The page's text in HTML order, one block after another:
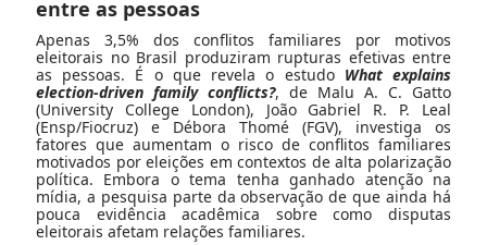
entre as pessoas
Apenas 3,5% dos conflitos familiares por motivos
eleitorais no Brasil produziram rupturas efetivas entre
as pessoas. É o que revela o estudo What explains
election-driven family conflicts?, de Malu A. C. Gatto
(University College London), João Gabriel R. P. Leal
(Ensp/Fiocruz) e Débora Thomé (FGV), investiga os
fatores que aumentam o risco de conflitos familiares
motivados por eleições em contextos de alta polarização
política. Embora o tema tenha ganhado atenção na
mídia, a pesquisa parte da observação de que ainda há
pouca evidência acadêmica sobre como disputas
eleitorais afetam relações familiares.